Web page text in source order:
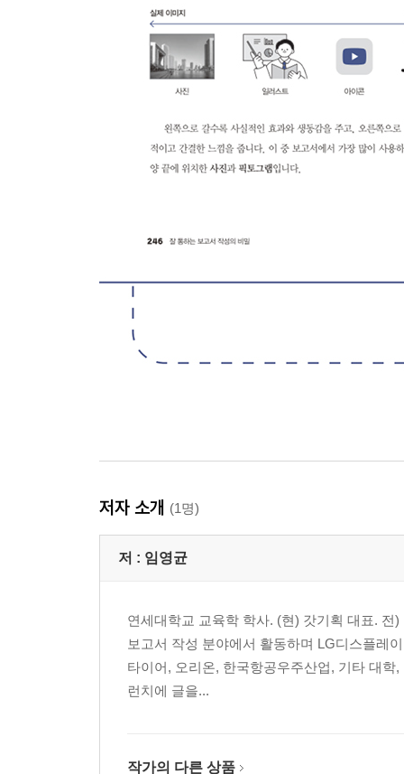
저자 소개 (1명)
저 : 임영균
연세대학교 교육학 학사. (현) 갓기획 대표.
보고서 작성 분야에서 활동하며 LG디스플레
타이어, 오리온, 한국항공우주산업, 기타 대
런치에 글을...
작가의 다른 상품